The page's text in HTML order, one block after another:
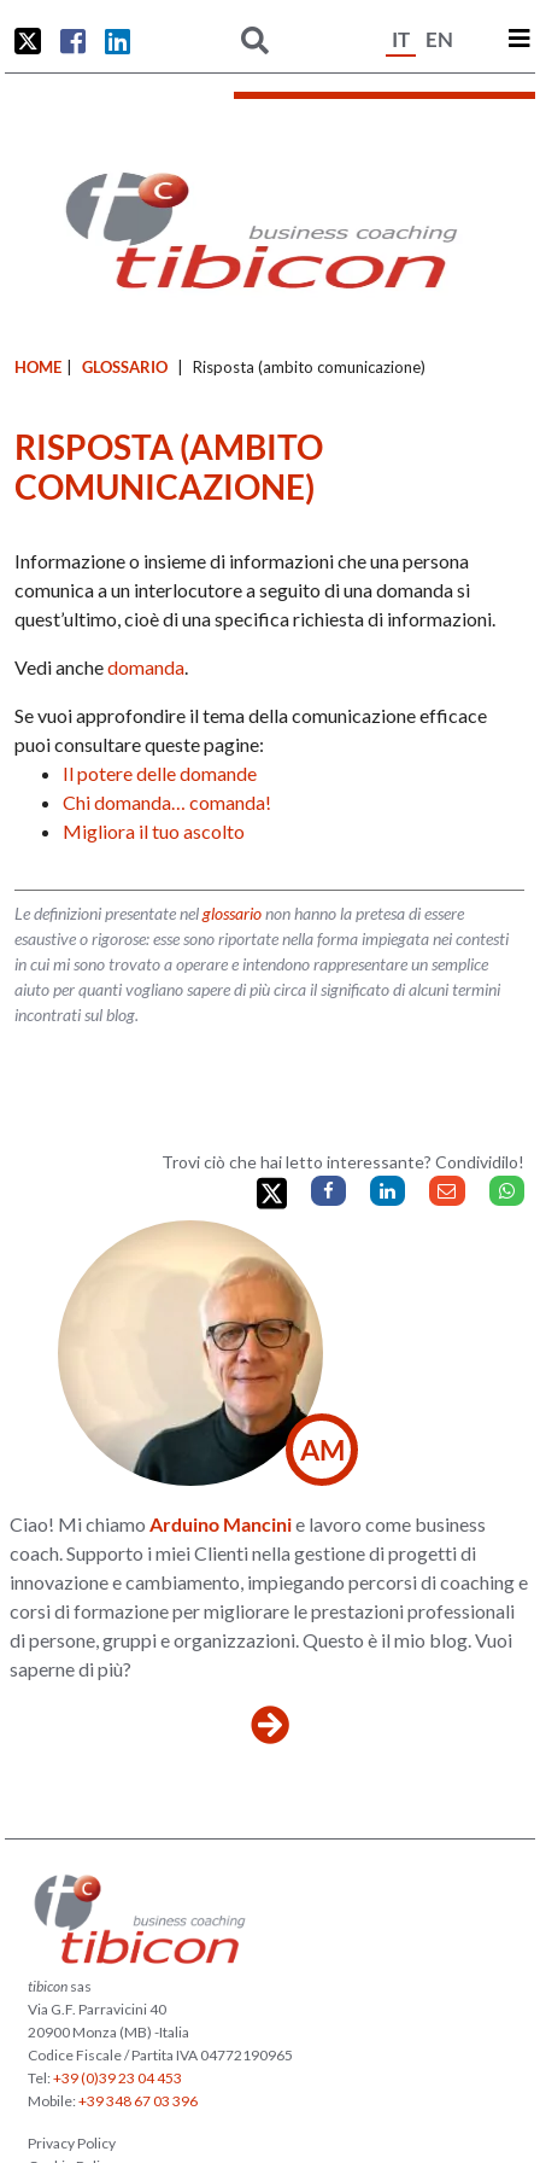
IT EN
HOME GLOSSARIO Risposta (ambito comunicazione)
RISPOSTA (AMBITO
COMUNICAZIONE)
Informazione o insieme di informazioni che una persona
comunica a un interlocutore a seguito di una domanda si
quest’ultimo, cioè di una specifica richiesta di informazioni.
Vedi anchedomanda.
Se vuoi approfondire il tema della comunicazione efficace
puoi consultare queste pagine:
Il potere delle domande
Chi domanda… comanda!
Migliora il tuo ascolto
Le definizioni presentate nelglossarionon hanno la pretesa di essere
esaustive o rigorose: esse sono riportate nella forma impiegata nei contesti
in cui mi sono trovato a operare e intendono rappresentare un semplice
aiuto per quanti vogliano sapere di più circa il significato di alcuni termini
incontrati sul blog.
Trovi ciò che hai letto interessante? Condividilo!
AM
Ciao! Mi chiamo Arduino Mancinie lavoro come business
coach. Supporto i miei Clienti nella gestione di progetti di
innovazione e cambiamento, impiegando percorsi di coaching e
corsi di formazione per migliorare le prestazioni professionali
di persone, gruppi e organizzazioni. Questo è il mio blog. Vuoi
saperne di più?
tibicon sas
Via G.F. Parravicini 40
20900 Monza (MB) -Italia
Codice Fiscale / Partita IVA 04772190965
Tel:+39 (0)39 23 04 453
Mobile:+39 348 67 03 396
Privacy Policy